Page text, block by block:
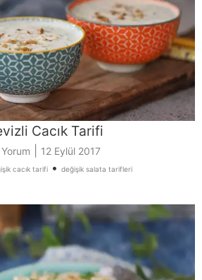
Cacık Tarifi
12 Eylül 2017
cacık tarifi• değişik salata tarifleri